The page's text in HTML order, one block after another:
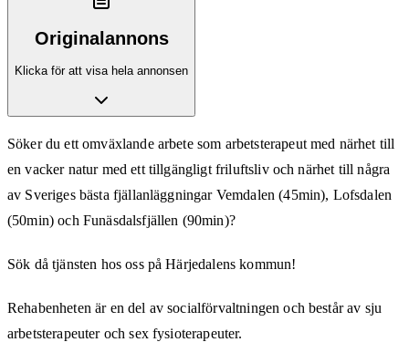
Originalannons
Klicka för att visa hela annonsen
Söker du ett omväxlande arbete som arbetsterapeut med närhet till
en vacker natur med ett tillgängligt friluftsliv och närhet till några
av Sveriges bästa fjällanläggningar Vemdalen (45min), Lofsdalen
(50min) och Funäsdalsfjällen (90min)?
Sök då tjänsten hos oss på Härjedalens kommun!
Rehabenheten är en del av socialförvaltningen och består av sju
arbetsterapeuter och sex fysioterapeuter.